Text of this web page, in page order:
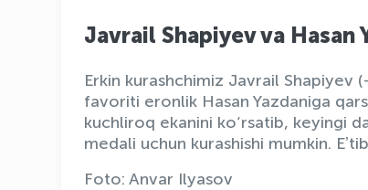
Javrail Shapiyev va
Erkin kurashchimiz Javrail Shapiyev
favoriti eronlik Hasan Yazdaniga
kuchliroq ekanini ko‘rsatib, keyingi
medali uchun kurashishi mumkin.
Foto: Anvar Ilyasov